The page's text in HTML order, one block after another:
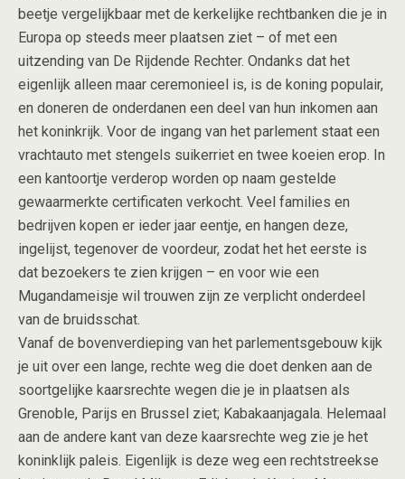
beetje vergelijkbaar met de kerkelijke rechtbanken die je in
Europa op steeds meer plaatsen ziet – of met een
uitzending van De Rijdende Rechter. Ondanks dat het
eigenlijk alleen maar ceremonieel is, is de koning populair,
en doneren de onderdanen een deel van hun inkomen aan
het koninkrijk. Voor de ingang van het parlement staat een
vrachtauto met stengels suikerriet en twee koeien erop. In
een kantoortje verderop worden op naam gestelde
gewaarmerkte certificaten verkocht. Veel families en
bedrijven kopen er ieder jaar eentje, en hangen deze,
ingelijst, tegenover de voordeur, zodat het het eerste is
dat bezoekers te zien krijgen – en voor wie een
Mugandameisje wil trouwen zijn ze verplicht onderdeel
van de bruidsschat.
Vanaf de bovenverdieping van het parlementsgebouw kijk
je uit over een lange, rechte weg die doet denken aan de
soortgelijke kaarsrechte wegen die je in plaatsen als
Grenoble, Parijs en Brussel ziet; Kabakaanjagala. Helemaal
aan de andere kant van deze kaarsrechte weg zie je het
koninklijk paleis. Eigenlijk is deze weg een rechtstreekse